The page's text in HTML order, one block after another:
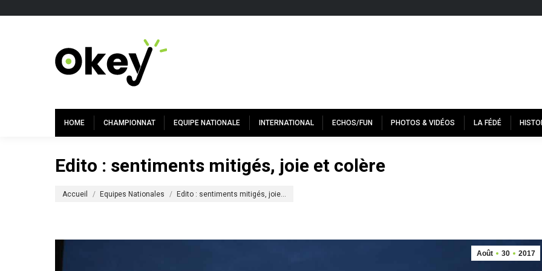
HOME CHAMPIONNAT EQUIPE NATIONALE INTERNATIONAL ECHOS/FUN PHOTOS & VIDÉOS LA FÉDÉ
Edito : sentiments mitigés, joie et colère
Accueil Equipes Nationales Edito : sentiments mitigés, joie…
Août 30 2017